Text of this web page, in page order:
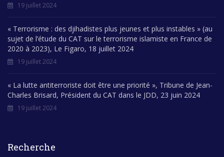
19 juillet 2024
« Terrorisme : des djihadistes plus jeunes et plus instables » (au
sujet de l’étude du CAT sur le terrorisme islamiste en France de
2020 à 2023), Le Figaro, 18 juillet 2024
19 juillet 2024
« La lutte antiterroriste doit être une priorité », Tribune de Jean-
Charles Brisard, Président du CAT dans le JDD, 23 juin 2024
19 juillet 2024
Recherche